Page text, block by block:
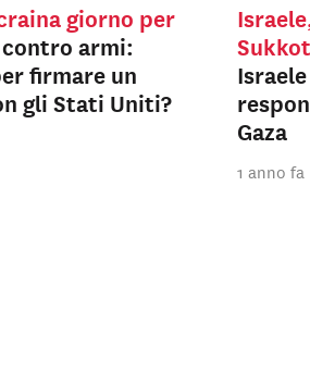
giorno per
armi:
firmare un
gli Stati Uniti?
Gaza
1 anno fa